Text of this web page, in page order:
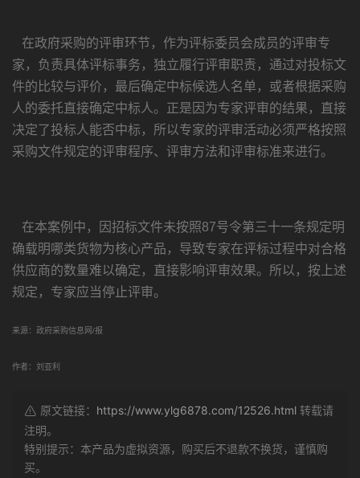
在政府采购的评审环节，作为评标委员会成员的评审专
家，负责具体评标事务，独立履行评审职责，通过对投标文
件的比较与评价，最后确定中标候选人名单，或者根据采购
人的委托直接确定中标人。正是因为专家评审的结果，直接
决定了投标人能否中标，所以专家的评审活动必须严格按照
采购文件规定的评审程序、评审方法和评审标准来进行。
在本案例中，因招标文件未按照87号令第三十一条规定明
确载明哪类货物为核心产品，导致专家在评标过程中对合格
供应商的数量难以确定，直接影响评审效果。所以，按上述
规定，专家应当停止评审。
来源：政府采购信息网/报
作者：刘亚利
原文链接： https://www.ylg6878.com/12526.html 转载请
注明。
特别提示：本产品为虚拟资源，购买后不退款不换货，谨慎购
买。